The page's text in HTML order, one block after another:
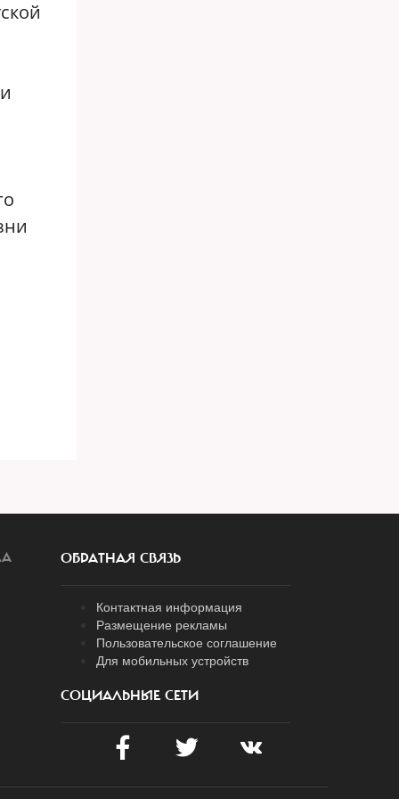
ОБРАТНАЯ СВЯЗЬ
Контактная информация
Размещение рекламы
Пользовательское соглашение
Для мобильных устройств
СОЦИАЛЬНЫЕ СЕТИ